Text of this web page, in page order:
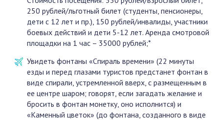
250 рублей/льготный билет (студенты, пенсионеры,
дети с 12 лет и пр.), 150 рублей/инвалиды, участники
боевых действий и дети 5-12 лет. Аренда смотровой
площадки на 1 час – 35000 рублей;*
Увидеть фонтаны «Спираль времени» (22 минуты
езды и перед глазами туристов предстанет фонтан в
виде спирали, устремленной вверх, с размещенным в
ее центре шаром; говорят, если загадать желание и
бросить в фонтан монетку, оно исполнится) и
«Каменный цветок» (до фонтана, созданного в виде